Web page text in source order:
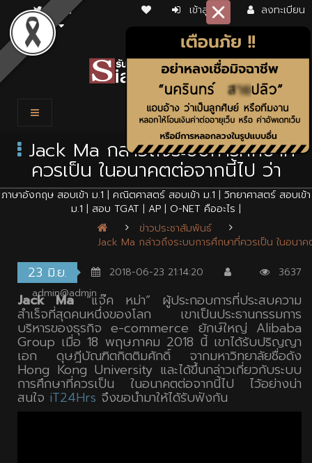
เข้าสู่ระบบ ลงทะเบียน
Jack Ma กล่าวถึงระบบการศึกษาที่
ควรเป็น ในอนาคตต่อจากนี้ไป ว่า
ภาษาอังกฤษ สอบเข้า ม.1 | คณิตศาสตร์ สอบเข้า ม.1 | วิทยาศาสตร์ สอบเข้า
ม.1 | สอบ TGAT | AP | O-NET คืออะไร |
ข่าวประชาสัมพันธ์
Jack Ma กล่าวถึงระบบการศึกษาที่ควรเป็น ในอนา
23 มิ.ย. 2018-06-23 21:14:20
3637
admin@admin
Jack Ma“แจ๊ค หม่า” ผู้ประกอบการที่ประสบความ
สำเร็จที่สุดคนหนึ่งของโลก เขาเป็นประธานกรรมการ
บริหารของธุรกิจ e-commerce ยักษ์ใหญ่ Alibaba
Group เมื่อ 18 พฤษภาคม 2018 นี้ เขาได้รับปริญญา
เอก ดุษฎีบัณฑิตกิตติมศักดิ์ จากมหาวิทยาลัยชื่อดัง
Hong Kong University และได้ขึ้นกล่าวเกี่ยวกับระบบ
การศึกษาที่ควรเป็น ในอนาคตต่อจากนี้ไป ไว้อย่างน่า
สนใจ iT24Hrs จึงขอนำมาให้ได้รับฟังกัน